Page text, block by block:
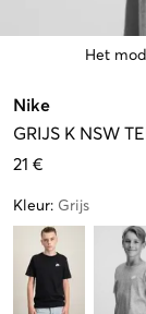
Het
Nike
GRIJS K NSW
21 €
Kleur: Grijs